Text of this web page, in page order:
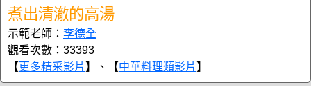
煮出清澈的高湯
示範老師： 李德全
觀看次數：33393
【更多精采影片 】、【中華料理類影片 】